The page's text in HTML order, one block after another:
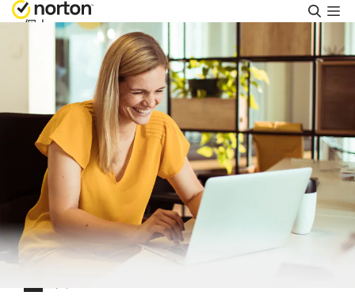
搜
尋
個人
Small Business
支援
免費試用
香港